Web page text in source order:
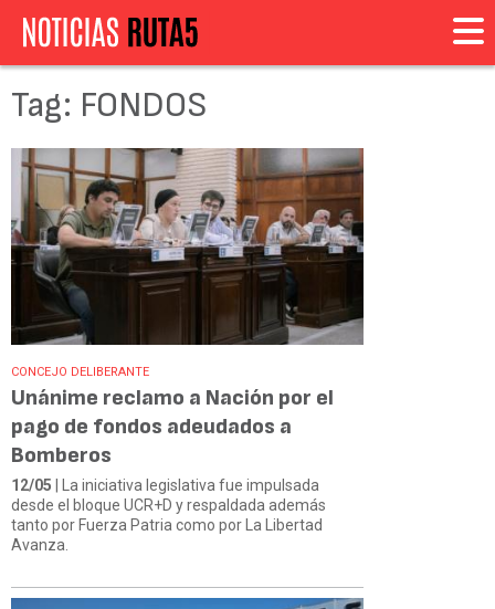
Tag: FONDOS
CONCEJO DELIBERANTE
Unánime reclamo a Nación por el
pago de fondos adeudados a
Bomberos
12/05 | La iniciativa legislativa fue impulsada
desde el bloque UCR+D y respaldada además
tanto por Fuerza Patria como por La Libertad
Avanza.